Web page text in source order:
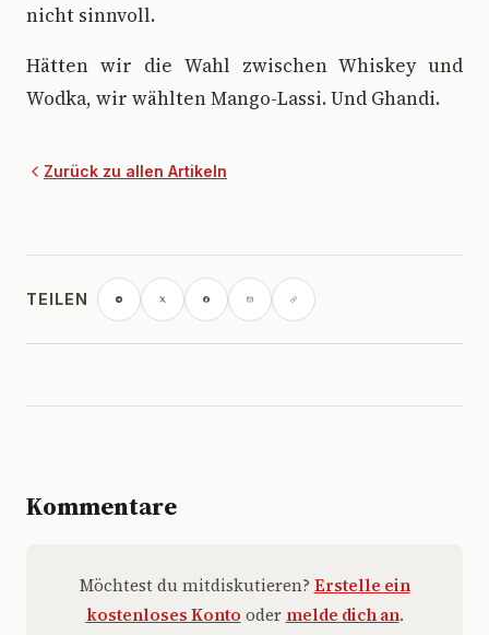
nicht sinnvoll.
Hätten wir die Wahl zwischen Whiskey und
Wodka, wir wählten Mango-Lassi. Und Ghandi.
Zurück zu allen Artikeln
TEILEN
Kommentare
Möchtest du mitdiskutieren? Erstelle ein
kostenloses Konto oder melde dich an.